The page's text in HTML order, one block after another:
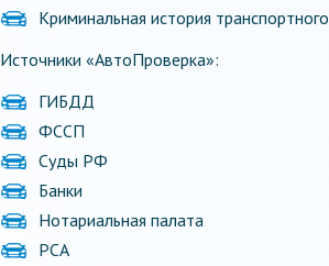
Криминальная история
Источники «АвтоПроверка»:
ГИБДД
ФССП
Суды РФ
Банки
Нотариальная палата
РСА